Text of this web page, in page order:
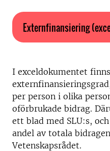
Externfinansiering
I exceldokumentet
per person i olika
oförbrukade bidrag.
ett blad med SLU:s,
andel av totala
Vetenskapsrådet.